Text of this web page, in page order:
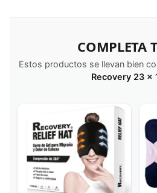
COMPLETA
Estos productos se llevan bien
Recovery 23 x